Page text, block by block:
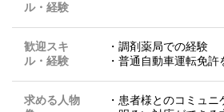
ル・経験
歓迎スキ
ル・経験
・調剤薬局での経験
・普通自動車運転免
求める人物
・患者様とのコミュ